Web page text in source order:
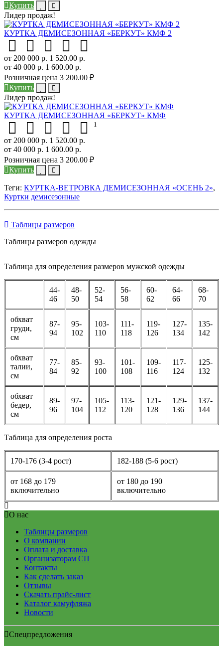
Купить
Лидер продаж!
КУРТКА ДЕМИСЕЗОННАЯ «БЕРКУТ» КМФ 2
от 200 000 р. 1 520.00 р.
от 40 000 р. 1 600.00 р.
Розничная цена 3 200.00 ₽
Купить
Лидер продаж!
КУРТКА ДЕМИСЕЗОННАЯ «БЕРКУТ» КМФ
1
от 200 000 р. 1 520.00 р.
от 40 000 р. 1 600.00 р.
Розничная цена 3 200.00 ₽
Купить
Теги: КУРТКА-ВЕТРОВКА ДЕМИСЕЗОННАЯ «ОСЕНЬ 2»,
Куртки демисезонные
Таблицы размеров
Таблицы размеров одежды
Таблица для определения размеров мужской одежды
44-
46
48-
50
52-
54
56-
58
60-
62
64-
66
68-
70
обхват
груди,
см
87-
94
95-
102
103-
110
111-
118
119-
126
127-
134
135-
142
обхват
талии,
см
77-
84
85-
92
93-
100
101-
108
109-
116
117-
124
125-
132
обхват
бедер,
см
89-
96
97-
104
105-
112
113-
120
121-
128
129-
136
137-
144
Таблица для определения роста
170-176 (3-4 рост) 182-188 (5-6 рост)
от 168 до 179
включительно
от 180 до 190
включительно
О нас
Таблицы размеров
О компании
Оплата и доставка
Организаторам СП
Контакты
Как сделать заказ
Отзывы
Скачать прайс-лист
Каталог камуфляжа
Новости
Спецпредложения